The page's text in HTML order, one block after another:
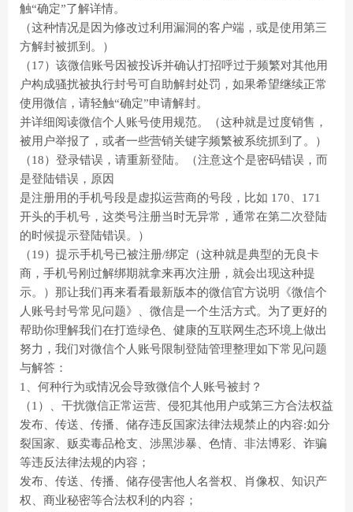
触“确定”了解详情。
（这种情况是因为修改过利用漏洞的客户端，或是使用第三
方解封被抓到。）
（17）该微信账号因被投诉并确认打招呼过于频繁对其他用
户构成骚扰被执行封号可自助解封处罚，如果希望继续正常
使用微信，请轻触“确定”申请解封。
并详细阅读微信个人账号使用规范。（这种就是过度销售，
被用户举报了，或者一些营销关键字频繁被系统抓到了。）
（18）登录错误，请重新登陆。（注意这个是密码错误，而
是登陆错误，原因
是注册用的手机号段是虚拟运营商的号段，比如 170、171
开头的手机号，这类号注册当时无异常，通常在第二次登陆
的时候提示登陆错误。）
（19）提示手机号已被注册/绑定（这种就是典型的无良卡
商，手机号刚过解绑期就拿来再次注册，就会出现这种提
示。）那让我们再来看看最新版本的微信官方说明《微信个
人账号封号常见问题》、微信是一个生活方式。为了更好的
帮助你理解我们在打造绿色、健康的互联网生态环境上做出
努力，我们对微信个人账号限制登陆管理整理如下常见问题
与解答：
1、何种行为或情况会导致微信个人账号被封？
（1）、干扰微信正常运营、侵犯其他用户或第三方合法权益
发布、传送、传播、储存违反国家法律法规禁止的内容:如分
裂国家、贩卖毒品枪支、涉黑涉暴、色情、非法博彩、诈骗
等违反法律法规的内容；
发布、传送、传播、储存侵害他人名誉权、肖像权、知识产
权、商业秘密等合法权利的内容；